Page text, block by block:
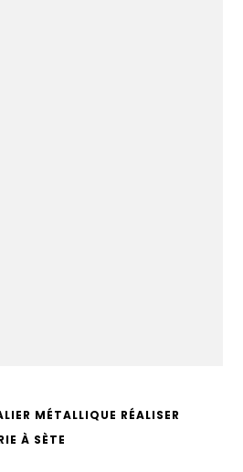
MÉTALLIQUE RÉALISER
À SÈTE